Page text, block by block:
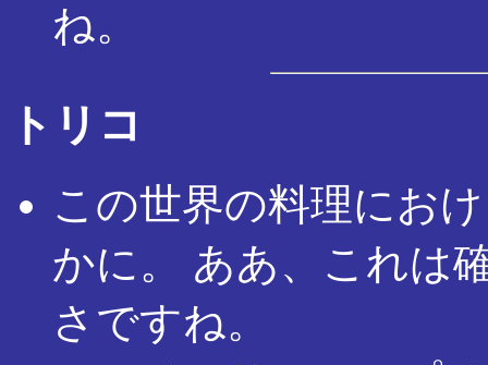
ね。
トリコ
この世界の料理にお
かに。 ああ、これは
さですね。